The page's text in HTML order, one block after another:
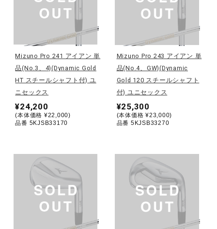
陸上競技
卓球
柔道
ウィンタースポーツ
Mizuno Pro 241 アイアン 単
品(No.3、4)(Dynamic Gold
HT スチールシャフト付) ユ
ニセックス
¥24,200
(本体価格 ¥22,000)
品番 5KJSB33170
Mizuno Pro 243 アイアン 単
品(No.4、GW)(Dynamic
Gold 120 スチールシャフト
付) ユニセックス
¥25,300
(本体価格 ¥23,000)
品番 5KJSB33270